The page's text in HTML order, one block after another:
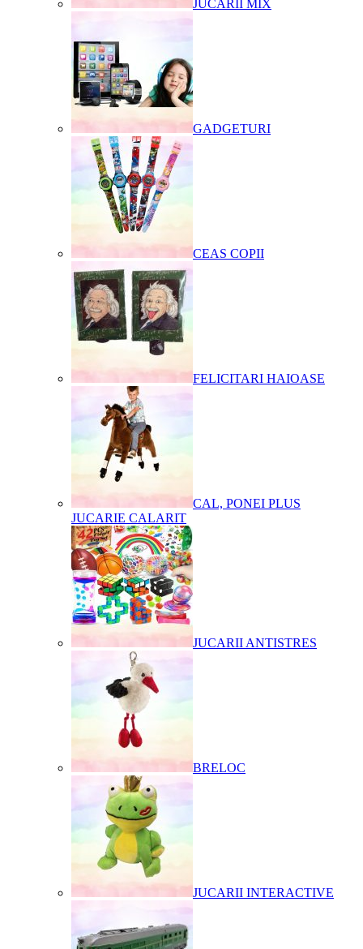
JUCARII MIX
GADGETURI
CEAS COPII
FELICITARI HAIOASE
CAL, PONEI PLUS
JUCARIE CALARIT
JUCARII ANTISTRES
BRELOC
JUCARII INTERACTIVE